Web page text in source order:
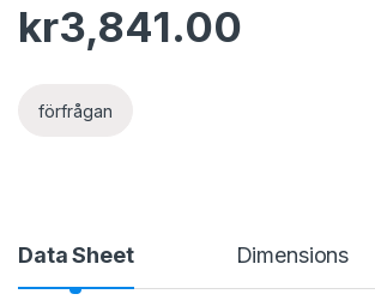
kr3,841.00
förfrågan
Data Sheet Dimensions